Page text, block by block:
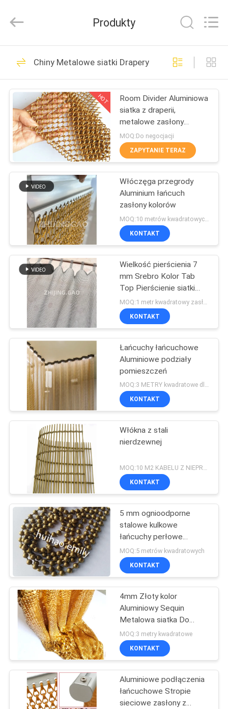
DOMU
PRODUKTY
NAS
WYCIECZKA
FABRYCE
KONTROLA
JAKOŚCI
SKONTAKTUJ
NAMI
AKTUALNOŚCI
PRZYPADKI
SITEMAP
PRIVACY
POLICY
Product
Limited.
Reserved.
Samoprzylepne
izolacyjne szpilki
137
Kołki kotwiące
izolacji
162
Metalowe siatki
Drapery
113
Architektoniczna
siatka druciana
113
Podkładki do płyt
tylnych płytek
62
Szpilki do spawania
kręgli
Produkty
Chiny Metalowe siatki Drapery
HOT
Room Divider Aluminiowa
siatka z draperii,
metalowe zasłony
łańcuchowe z
miedzianym kolorem
MOQ:Do negocjacji
ZAPYTANIE TERAZ
Włóczęga przegrody
Aluminium łańcuch
zasłony kolorów
KONTAKT
Wielkość pierścienia 7
mm Srebro Kolor Tab
Top Pierścienie siatki
zasłony
KONTAKT
Łańcuchy łańcuchowe
Aluminiowe podziały
pomieszczeń
MOQ:3 METRY kwadratowe dla aluminium
KONTAKT
Włókna z stali
nierdzewnej
MOQ:10 M2 KABELU Z NIEPRAWDZONOŚCIEM Metalowy Dekoracyjny Zestaw Zębaty
KONTAKT
5 mm ognioodporne
stalowe kulkowe
łańcuchy perłowe
zasłony do przegrody
wewnętrznej
MOQ:5 metrów kwadratowych
KONTAKT
4mm Złoty kolor
Aluminiowy Sequin
Metalowa siatka Do
dekoracji hotelowej
MOQ:3 metry kwadratowe
KONTAKT
Aluminiowe podłączenia
łańcuchowe Stropie
sieciowe zasłony z